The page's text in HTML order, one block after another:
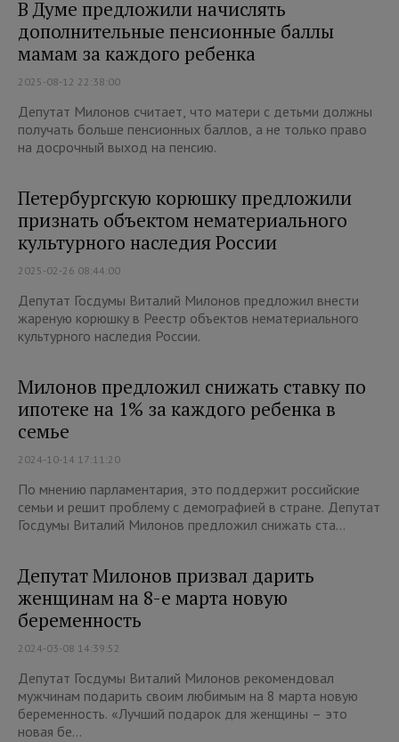
В Думе предложили начислять
дополнительные пенсионные баллы
мамам за каждого ребенка
2025-08-12 22:38:00
Депутат Милонов считает, что матери с детьми должны
получать больше пенсионных баллов, а не только право
на досрочный выход на пенсию.
Петербургскую корюшку предложили
признать объектом нематериального
культурного наследия России
2025-02-26 08:44:00
Депутат Госдумы Виталий Милонов предложил внести
жареную корюшку в Реестр объектов нематериального
культурного наследия России.
Милонов предложил снижать ставку по
ипотеке на 1% за каждого ребенка в
семье
2024-10-14 17:11:20
По мнению парламентария, это поддержит российские
семьи и решит проблему с демографией в стране. Депутат
Госдумы Виталий Милонов предложил снижать ста...
Депутат Милонов призвал дарить
женщинам на 8-е марта новую
беременность
2024-03-08 14:39:52
Депутат Госдумы Виталий Милонов рекомендовал
мужчинам подарить своим любимым на 8 марта новую
беременность. «Лучший подарок для женщины – это
новая бе...